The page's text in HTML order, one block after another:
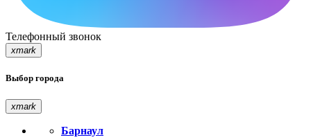
Телефонный звонок
xmark
Выбор города
xmark
Барнаул